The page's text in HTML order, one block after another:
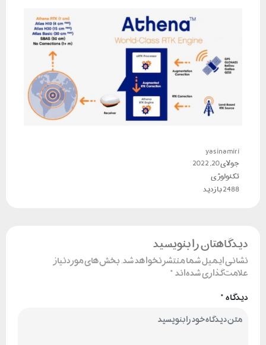
yasinamiri
جولای 20, 2022
تکنولوژی
2488 بازدید
دیدگاهتان را بنویسید
نشانی ایمیل شما منتشر نخواهد شد.بخش‌های موردنیاز
علامت‌گذاری شده‌اند*
دیدگاه*